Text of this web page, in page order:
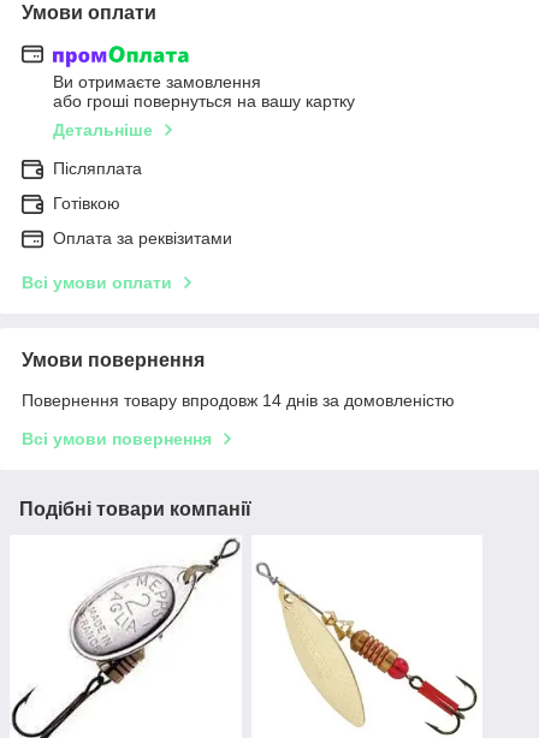
Умови оплати
Ви отримаєте замовлення
або гроші повернуться на вашу картку
Детальніше
Післяплата
Готівкою
Оплата за реквізитами
Всі умови оплати
Умови повернення
Повернення товару впродовж 14 днів за домовленістю
Всі умови повернення
Подібні товари компанії